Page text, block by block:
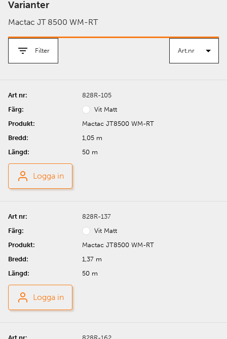
Varianter
Mactac JT 8500 WM-RT
Filter
828R-105
Vit Matt
Mactac JT8500 WM-RT
1,05 m
50 m
Logga in
828R-137
Vit Matt
Mactac JT8500 WM-RT
1,37 m
50 m
Logga in